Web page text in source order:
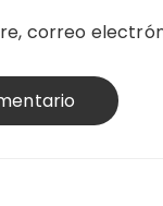
correo